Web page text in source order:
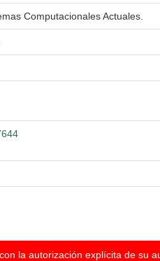
Computacionales Actuales.
la autorización explícita de su